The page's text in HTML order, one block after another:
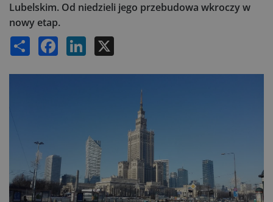
Lubelskim. Od niedzieli jego przebudowa wkroczy w
nowy etap.
Share Facebook LinkedIn